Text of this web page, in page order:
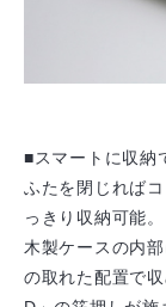
■スマートに収納
ふたを閉じれば
っきり収納可能。
木製ケースの内
の取れた配置で